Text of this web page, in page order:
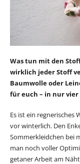
Was tun mit den
wirklich jeder Stoff
Baumwolle oder
für euch – in nur
Es ist ein regnerisches
vor winterlich. Den
Sommerkleidchen bei
man noch voller
getaner Arbeit am